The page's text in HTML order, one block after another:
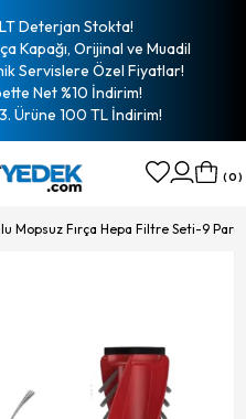
Deterjan Stokta!
Kapağı, Orijinal ve Muadil
Servislere Özel Fiyatlar!
Net %10 İndirim!
Ürüne 100 TL İndirim!
0
Mopsuz Fırça Hepa Filtre Seti-9